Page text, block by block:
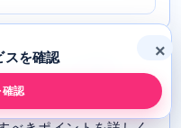
ービスを詳しく
スを確認
確認
×